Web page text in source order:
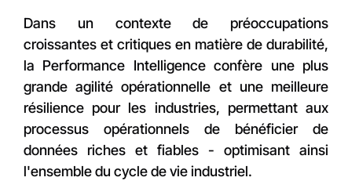
Dans un contexte de préoccupations
croissantes et critiques en matière de durabilité,
la Performance Intelligence confère une plus
grande agilité opérationnelle et une meilleure
résilience pour les industries, permettant aux
processus opérationnels de bénéficier de
données riches et fiables - optimisant ainsi
l'ensemble du cycle de vie industriel.